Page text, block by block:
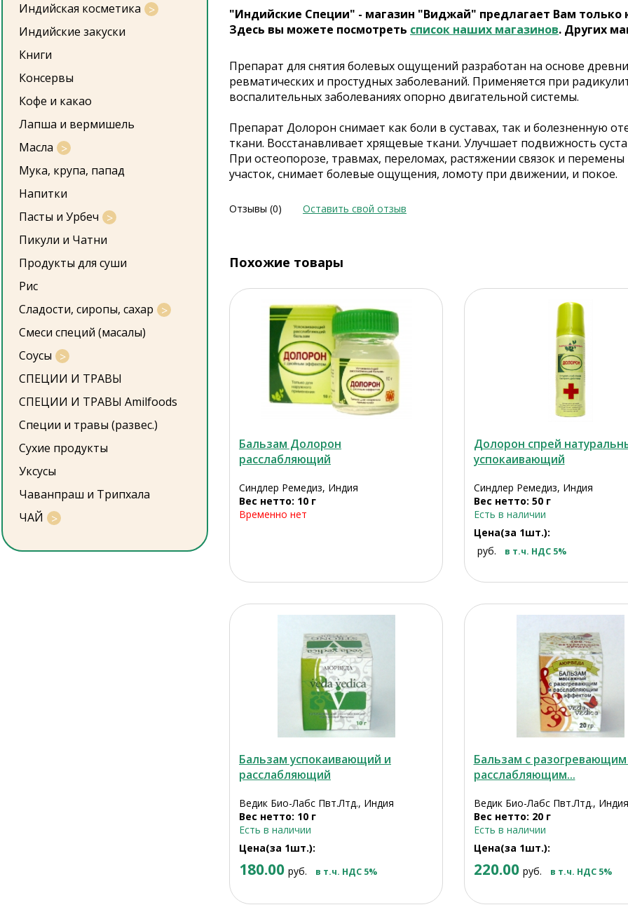
Индийская косметика
Индийские закуски
Книги
Консервы
Кофе и какао
Лапша и вермишель
Масла
Мука, крупа, папад
Напитки
Пасты и Урбеч
Пикули и Чатни
Продукты для суши
Рис
Сладости, сиропы, сахар
Смеси специй (масалы)
Соусы
СПЕЦИИ И ТРАВЫ
СПЕЦИИ И ТРАВЫ Amilfoods
Специи и травы (развес.)
Сухие продукты
Уксусы
Чаванпраш и Трипхала
ЧАЙ
"Индийские Специи" - магазин "Виджай" предлагает Вам
Здесь вы можете посмотреть список наших магазинов. Других
Препарат для снятия болевых ощущений разработан на основе
ревматических и простудных заболеваний. Применяется при
воспалительных заболеваниях опорно двигательной системы.
Препарат Долорон снимает как боли в суставах, так и болезненную
ткани. Восстанавливает хрящевые ткани. Улучшает подвижность
При остеопорозе, травмах, переломах, растяжении связок и
участок, снимает болевые ощущения, ломоту при движении, и покое.
Отзывы (0) Оставить свой отзыв
Похожие товары
Бальзам Долорон
расслабляющий
Синдлер Ремедиз, Индия
Вес нетто: 10 г
Временно нет
Долорон спрей
успокаивающий
Синдлер Ремедиз, Индия
Вес нетто: 50 г
Есть в наличии
Цена(за 1шт.):
руб.
в т.ч. НДС 5%
Бальзам успокаивающий и
расслабляющий
Ведик Био-Лабс Пвт.Лтд., Индия
Вес нетто: 10 г
Есть в наличии
Цена(за 1шт.):
180.00 руб. в т.ч. НДС 5%
Бальзам с
расслабляющим...
Ведик Био-Лабс Пвт.Лтд., Индия
Вес нетто: 20 г
Есть в наличии
Цена(за 1шт.):
220.00 руб. в т.ч. НДС 5%